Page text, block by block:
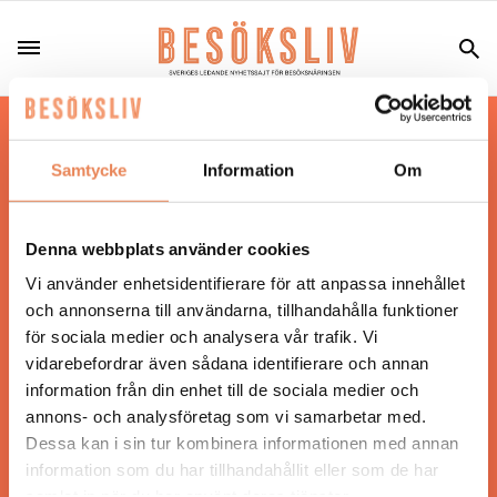
Samtycke Information Om
Denna webbplats använder cookies
Vi använder enhetsidentifierare för att anpassa innehållet
och annonserna till användarna, tillhandahålla funktioner
för sociala medier och analysera vår trafik. Vi
vidarebefordrar även sådana identifierare och annan
information från din enhet till de sociala medier och
annons- och analysföretag som vi samarbetar med.
Dessa kan i sin tur kombinera informationen med annan
information som du har tillhandahållit eller som de har
Hos oss läser du landets mest uppdaterade
nyheter och snackisar inom besöksnäringen.
Besöksliv i sin tryckta form är ett affärsmagasin
Tidningen ges ut avVisita
ANSVARIG UTGIVARE
Jonas Siljhammar
UPPHOVSRÄTT